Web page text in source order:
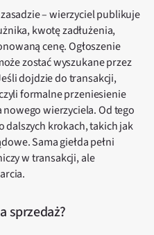
– wierzyciel publikuje
kwotę zadłużenia,
cenę. Ogłoszenie
zostać wyszukane przez
dojdzie do transakcji,
formalne przeniesienie
wierzyciela. Od tego
dalszych krokach, takich jak
Sama giełda pełni
w transakcji, ale
sprzedaż?